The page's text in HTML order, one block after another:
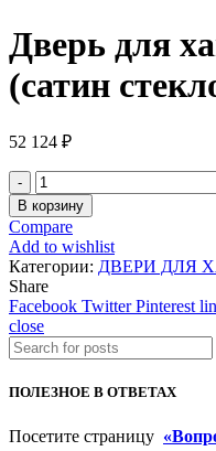
Дверь для
(сатин
52 124 ₽
Количество
товара
Дверь
для
хамама
Престиж
(сатин
стекло)
190х70
В корзину
Compare
Add to wishlist
Категории: ДВЕРИ ДЛЯ
Share
Facebook Twitter Pinterest
close
ПОЛЕЗНОЕ В ОТВЕТАХ
Посетите страницу